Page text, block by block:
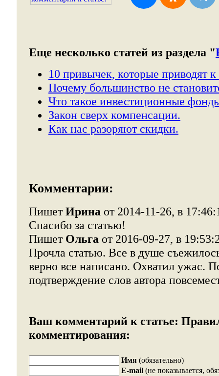
Еще несколько статей из раздела "
10 привычек, которые приводят
Почему большинство не
Что такое инвестиционные
Закон сверх компенсации.
Как нас разоряют скидки.
Комментарии:
ПишетИрина от 2014-11-26, в
Спасибо за статью!
Пишет Ольга от 2016-09-27, в
Прочла статью. Все в душе
верно все написано. Охватил ужас.
подтверждение слов автора
Ваш комментарий к статье:
комментирования:
Имя (обязательно)
E-mail (не показывается,